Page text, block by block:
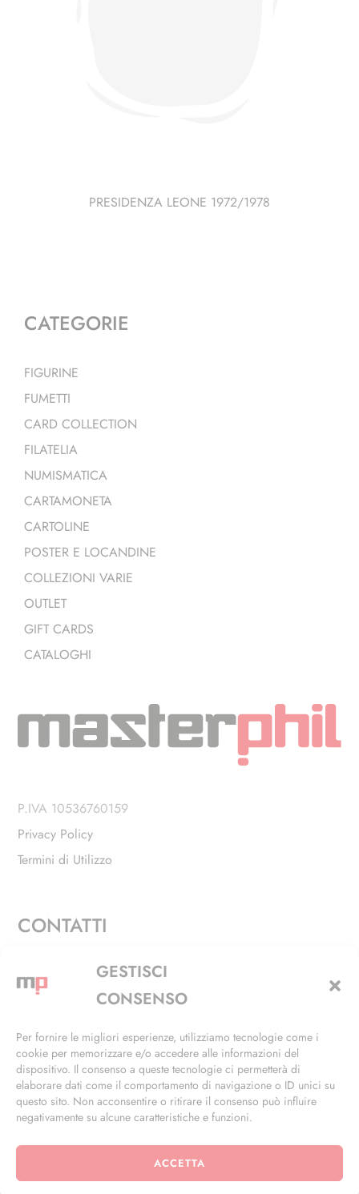
GESTISCI
CONSENSO
Per fornire le migliori esperienze, utilizziamo tecnologie come i
cookie per memorizzare e/o accedere alle informazioni del
dispositivo. Il consenso a queste tecnologie ci permetterà di
elaborare dati come il comportamento di navigazione o ID unici su
questo sito. Non acconsentire o ritirare il consenso può influire
negativamente su alcune caratteristiche e funzioni.
ACCETTA
PRESIDENZA LEONE 1972/1978
CATEGORIE
FIGURINE
FUMETTI
CARD COLLECTION
FILATELIA
NUMISMATICA
CARTAMONETA
CARTOLINE
POSTER E LOCANDINE
COLLEZIONI VARIE
OUTLET
GIFT CARDS
CATALOGHI
P.IVA 10536760159
Privacy Policy
Termini di Utilizzo
CONTATTI
Via Alfieri, 27 - Trezzano Sul Naviglio (MI)
+39 02 4846 3155
info@masterphil.it